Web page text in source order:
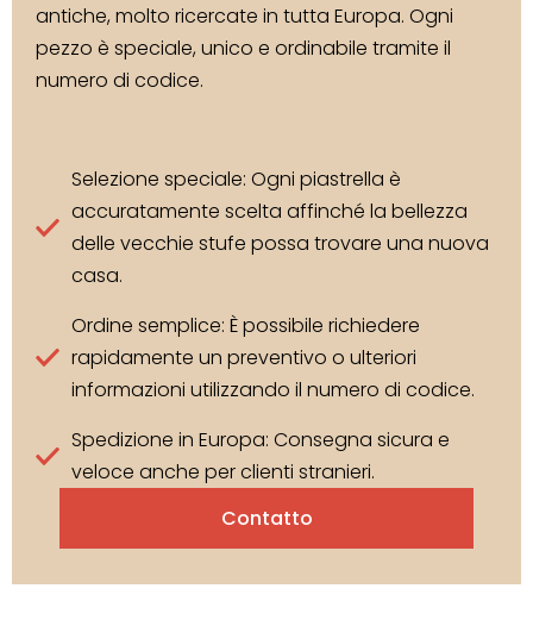
antiche, molto ricercate in tutta Europa. Ogni
pezzo è speciale, unico e ordinabile tramite il
numero di codice.
Selezione speciale: Ogni piastrella è
accuratamente scelta affinché la bellezza
delle vecchie stufe possa trovare una nuova
casa.
Ordine semplice: È possibile richiedere
rapidamente un preventivo o ulteriori
informazioni utilizzando il numero di codice.
Spedizione in Europa: Consegna sicura e
veloce anche per clienti stranieri.
Contatto